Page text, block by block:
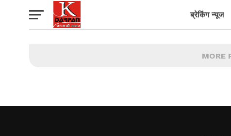
ब्रेकिंग न्यूज
BY केदार दर्पण डेस्क
MORE